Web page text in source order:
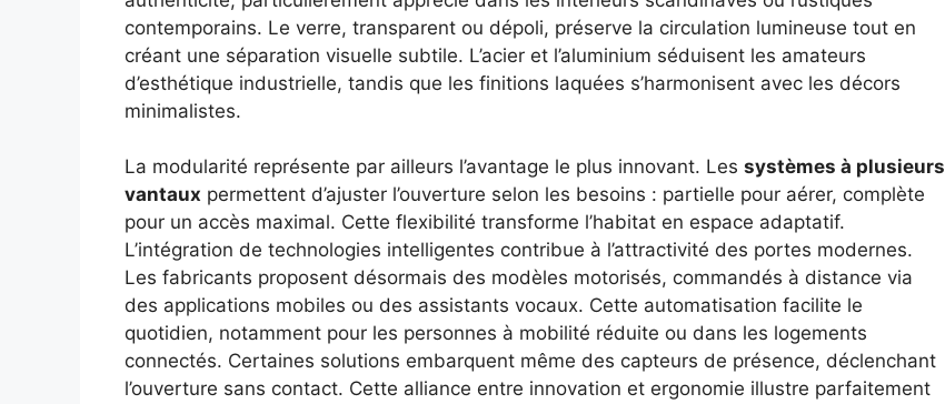
contemporains. Le verre, transparent ou dépoli, préserve la circulation lumineuse tout en
créant une séparation visuelle subtile. L’acier et l’aluminium séduisent les amateurs
d’esthétique industrielle, tandis que les finitions laquées s’harmonisent avec les décors
minimalistes.
La modularité représente par ailleurs l’avantage le plus innovant. Les systèmes à plusieurs
vantaux permettent d’ajuster l’ouverture selon les besoins : partielle pour aérer, complète
pour un accès maximal. Cette flexibilité transforme l’habitat en espace adaptatif.
L’intégration de technologies intelligentes contribue à l’attractivité des portes modernes.
Les fabricants proposent désormais des modèles motorisés, commandés à distance via
des applications mobiles ou des assistants vocaux. Cette automatisation facilite le
quotidien, notamment pour les personnes à mobilité réduite ou dans les logements
connectés. Certaines solutions embarquent même des capteurs de présence, déclenchant
l’ouverture sans contact. Cette alliance entre innovation et ergonomie illustre parfaitement